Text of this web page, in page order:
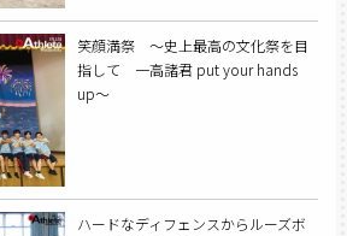
笑顔満祭 ～史上最高の文化祭を目
指して 一高諸君 put your hands
up～
ハードなディフェンスからルーズボ